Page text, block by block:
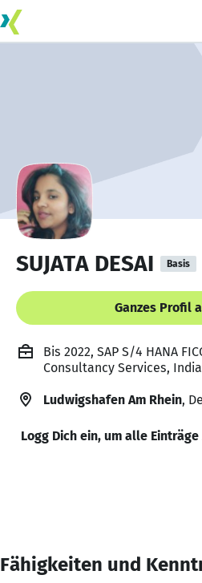
SUJATA DESAI Basis
Ganzes Profil
Bis 2022, SAP S/4 HANA
Consultancy Services, India
Ludwigshafen Am Rhein,
Logg Dich ein, um alle Einträge
Fähigkeiten und